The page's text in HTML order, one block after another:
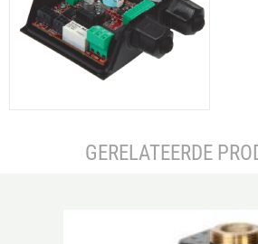
GERELATEERDE